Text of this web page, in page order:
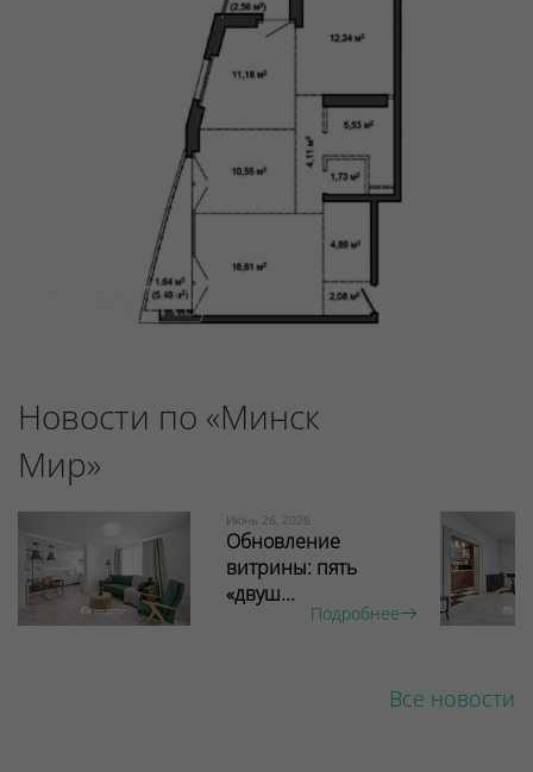
Новости по «Минск
Мир»
Июнь 26, 2026
Обновление
витрины: пять
«двуш...
Подробнее
Все новости